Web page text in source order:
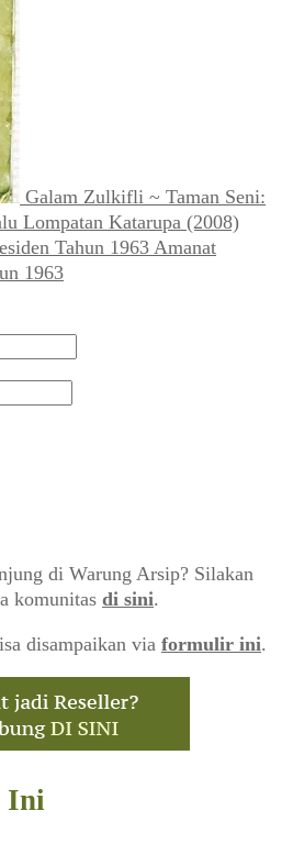
Galam Zulkifli ~ Taman Seni:
Lompatan Katarupa (2008)
Amanat
1963
di Warung Arsip? Silakan
komunitas di sini.
disampaikan via formulir ini.
Ini